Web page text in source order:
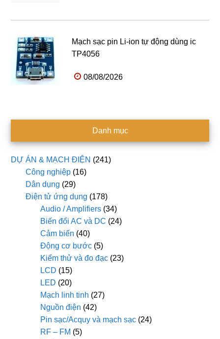
Mạch sạc pin Li-ion tự động dùng ic
TP4056
08/08/2026
Danh mục
DỰ ÁN & MẠCH ĐIỆN (241)
Công nghiệp (16)
Dân dụng (29)
Điện tử ứng dụng (178)
Audio / Amplifiers (34)
Biến đổi AC và DC (24)
Cảm biến (40)
Động cơ bước (5)
Kiểm thử và đo đạc (23)
LCD (15)
LED (20)
Mạch linh tinh (27)
Nguồn điện (42)
Pin sạc/Acquy và mạch sạc (24)
RF – FM (5)